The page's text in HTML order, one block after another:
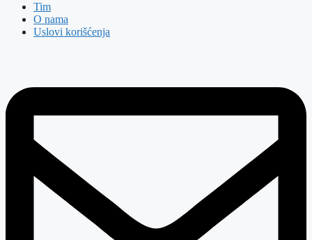
Tim
O nama
Uslovi korišćenja